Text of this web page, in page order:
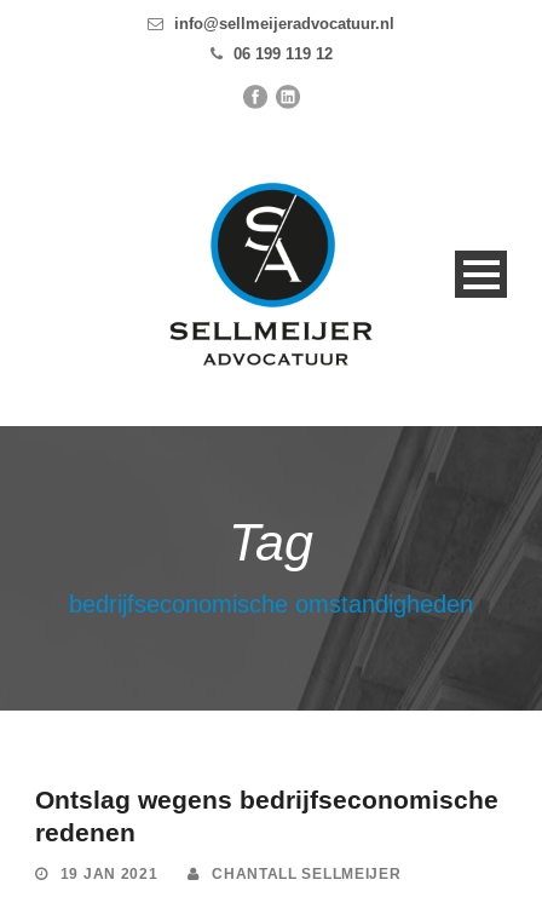
info@sellmeijeradvocatuur.nl
06 199 119 12
Tag
bedrijfseconomische omstandigheden
Ontslag wegens bedrijfseconomische
redenen
19 JAN 2021 CHANTALL SELLMEIJER